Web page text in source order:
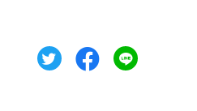
ツイートシェア